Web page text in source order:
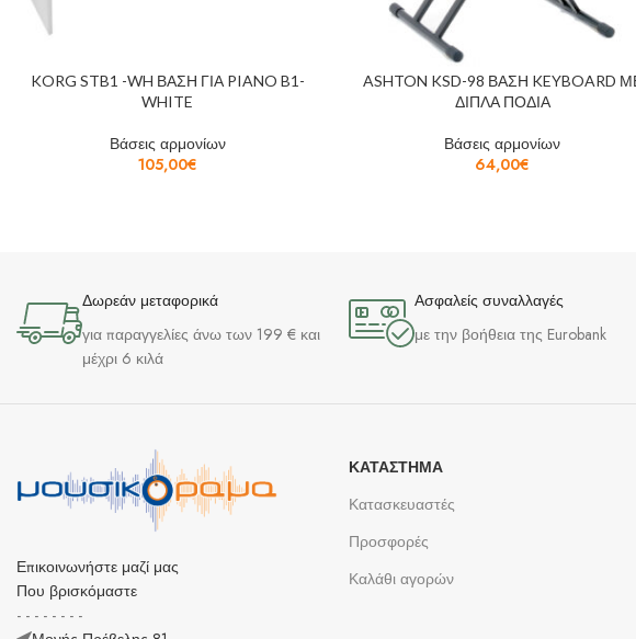
KORG STB1 -WH ΒΑΣΗ ΓΙΑ PIANO B1-
WHITE
Βάσεις αρμονίων
105,00€
ASHTON KSD-98 ΒΑΣΗ KEYBOARD
ΔΙΠΛΑ ΠΟΔΙΑ
Βάσεις αρμονίων
64,00€
Δωρεάν μεταφορικά
για παραγγελίες άνω των 199 € και
μέχρι 6 κιλά
Ασφαλείς συναλλαγές
με την βοήθεια της Eurobank
Επικοινωνήστε μαζί μας
Που βρισκόμαστε
- - - - - - - -
ΚΑΤΆΣΤΗΜΑ
Κατασκευαστές
Προσφορές
Καλάθι αγορών